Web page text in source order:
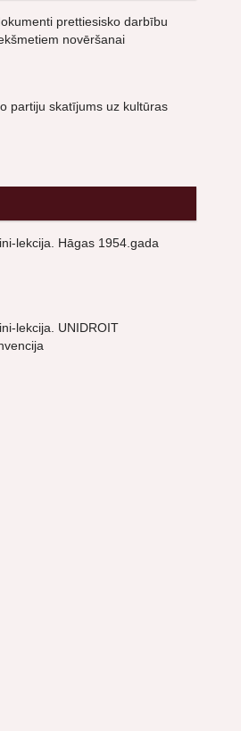
prettiesisko darbību
novēršanai
partiju skatījums uz kultūras
lekcija. Hāgas 1954.gada
lekcija. UNIDROIT